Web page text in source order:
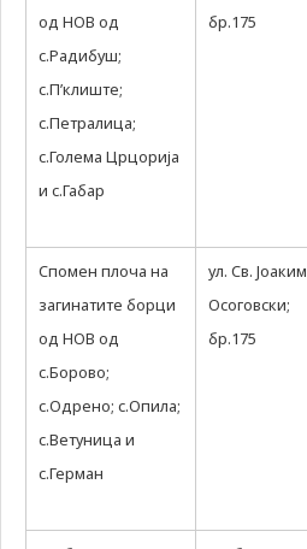
од НОВ од
с.Радибуш;
с.П’клиште;
с.Петралица;
с.Голема Црцорија
и с.Габар
бр.175
Спомен плоча на
загинатите борци
од НОВ од
с.Борово;
с.Одрено; с.Опила;
с.Ветуница и
с.Герман
ул. Св. Јоаким
Осоговски;
бр.175